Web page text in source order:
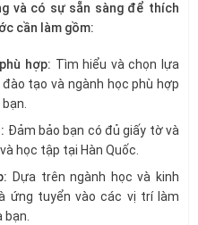
và có sự sẵn sàng để thích
cần làm gồm:
hợp: Tìm hiểu và chọn lựa
tạo và ngành học phù hợp
Đảm bảo bạn có đủ giấy tờ và
học tập tại Hàn Quốc.
Dựa trên ngành học và kinh
ứng tuyển vào các vị trí làm
bạn.